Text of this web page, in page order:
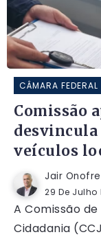
CÂMARA FEDERAL
Comissão
veículos
Jair Onofre
29 De Julho
A Comissão
Cidadania